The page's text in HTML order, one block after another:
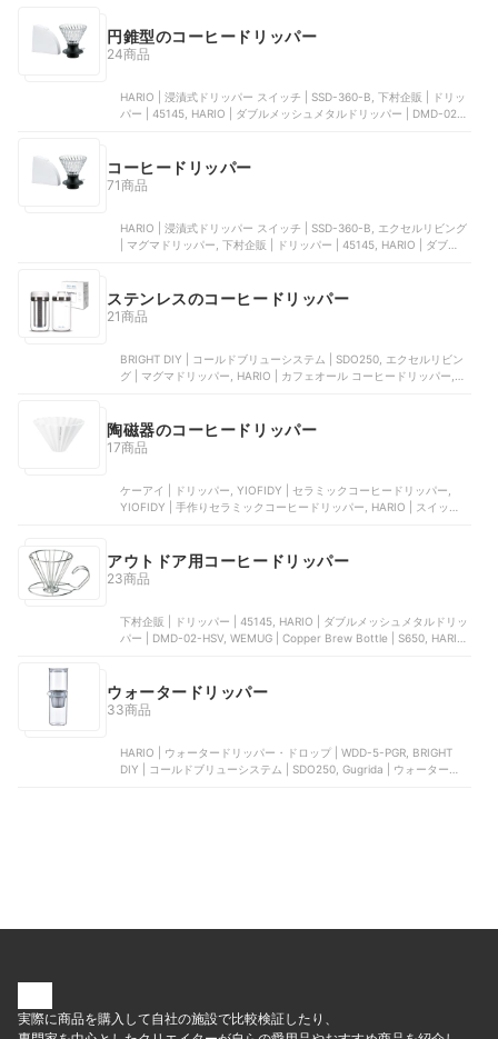
円錐型のコーヒードリッパー
24商品
HARIO | 浸漬式ドリッパー スイッチ | SSD-360-B, 下村企販 | ドリッ
パー | 45145, HARIO | ダブルメッシュメタルドリッパー | DMD-02-
コーヒードリッパー
71商品
HARIO | 浸漬式ドリッパー スイッチ | SSD-360-B, エクセルリビング
| マグマドリッパー, 下村企販 | ドリッパー | 45145, HARIO | ダブルメ
ステンレスのコーヒードリッパー
21商品
BRIGHT DIY | コールドブリューシステム | SDO250, エクセルリビン
グ | マグマドリッパー, HARIO | カフェオール コーヒードリッパー,
陶磁器のコーヒードリッパー
17商品
ケーアイ | ドリッパー, YIOFIDY | セラミックコーヒードリッパー,
YIOFIDY | 手作りセラミックコーヒードリッパー, HARIO | スイッチ
アウトドア用コーヒードリッパー
23商品
下村企販 | ドリッパー | 45145, HARIO | ダブルメッシュメタルドリッ
パー | DMD-02-HSV, WEMUG | Cop​​per Brew Bottle | S650, HARIO
ウォータードリッパー
33商品
HARIO | ウォータードリッパー・ドロップ | WDD-5-PGR, BRIGHT
DIY | コールドブリューシステム | SDO250, Gugrida | ウォータードリ
実際に商品を購入して自社の施設で比較検証したり、